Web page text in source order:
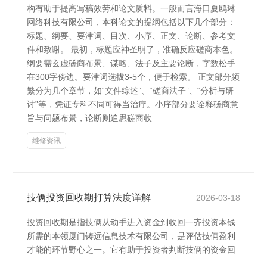
构有助于提高写稿效劳和论文质料。一般而言海口夏鸥琳
网络科技有限公司，本科论文的提纲包括以下几个部分：
标题、纲要、要津词、目次、小序、正文、论断、参考文
件和致谢。 最初，标题应神圣明了，准确反应磋商本色。
纲要需玄虚磋商布景、谋略、法子及主要论断，字数松手
在300字傍边。要津词选拔3-5个，便于检索。 正文部分频
繁分为几个章节，如“文件综述”、“磋商法子”、“分析与研
讨”等，凭证专科不同可得当治疗。小序部分要诠释磋商意
旨与问题布景，论断则追思磋商收
维修资讯
技俩投资回收期打算法度详解 2026-03-18
投资回收期是指技俩从动手进入资金到收回一齐投资本钱
所需的本领厦门铸远信息技术有限公司，是评估技俩盈利
才能的环节野心之一。它有助于投资者判断技俩的资金回